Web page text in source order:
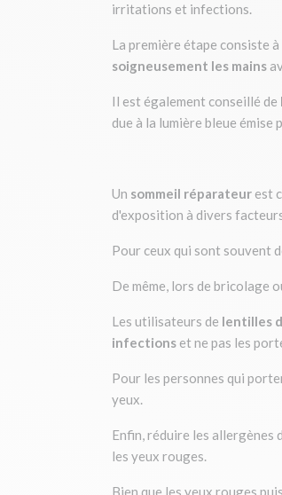
irritations et infections.
La première étape consiste
soigneusement les mains
Il est également conseillé de
due à la lumière bleue
Un sommeil réparateur est
d'exposition à divers
Pour ceux qui sont souvent
De même, lors de bricolage
Les utilisateurs de lentilles
infections et ne pas les
Pour les personnes qui
yeux.
Enfin, réduire les allergènes
les yeux rouges.
Bien que les yeux rouges